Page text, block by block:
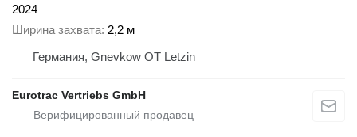
2024
Ширина захвата 2,2 м
Германия, Gnevkow OT Letzin
Eurotrac Vertriebs GmbH